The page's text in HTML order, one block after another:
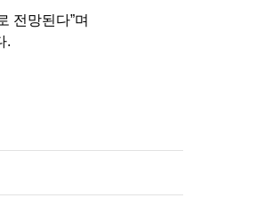
전망된다”며
.